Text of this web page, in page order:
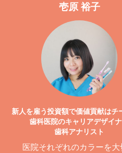
壱原 裕子
新人を雇う投資額で価値貢献はチ
歯科医院のキャリアデザイ
歯科アナリスト
医院それぞれのカラーを大